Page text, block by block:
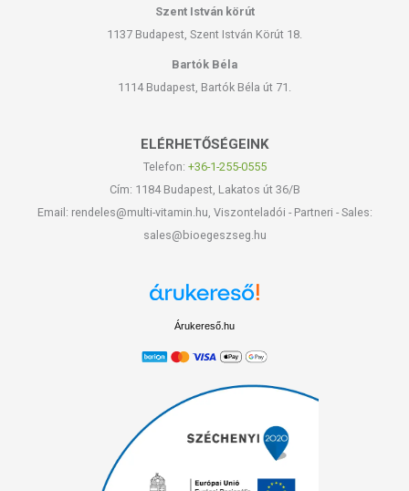
Szent István körút
1137 Budapest, Szent István Körút 18.
Bartók Béla
1114 Budapest, Bartók Béla út 71.
ELÉRHETŐSÉGEINK
Telefon: +36-1-255-0555
Cím: 1184 Budapest, Lakatos út 36/B
Email: rendeles@multi-vitamin.hu, Viszonteladói - Partneri - Sales:
sales@bioegeszseg.hu
Árukereső.hu